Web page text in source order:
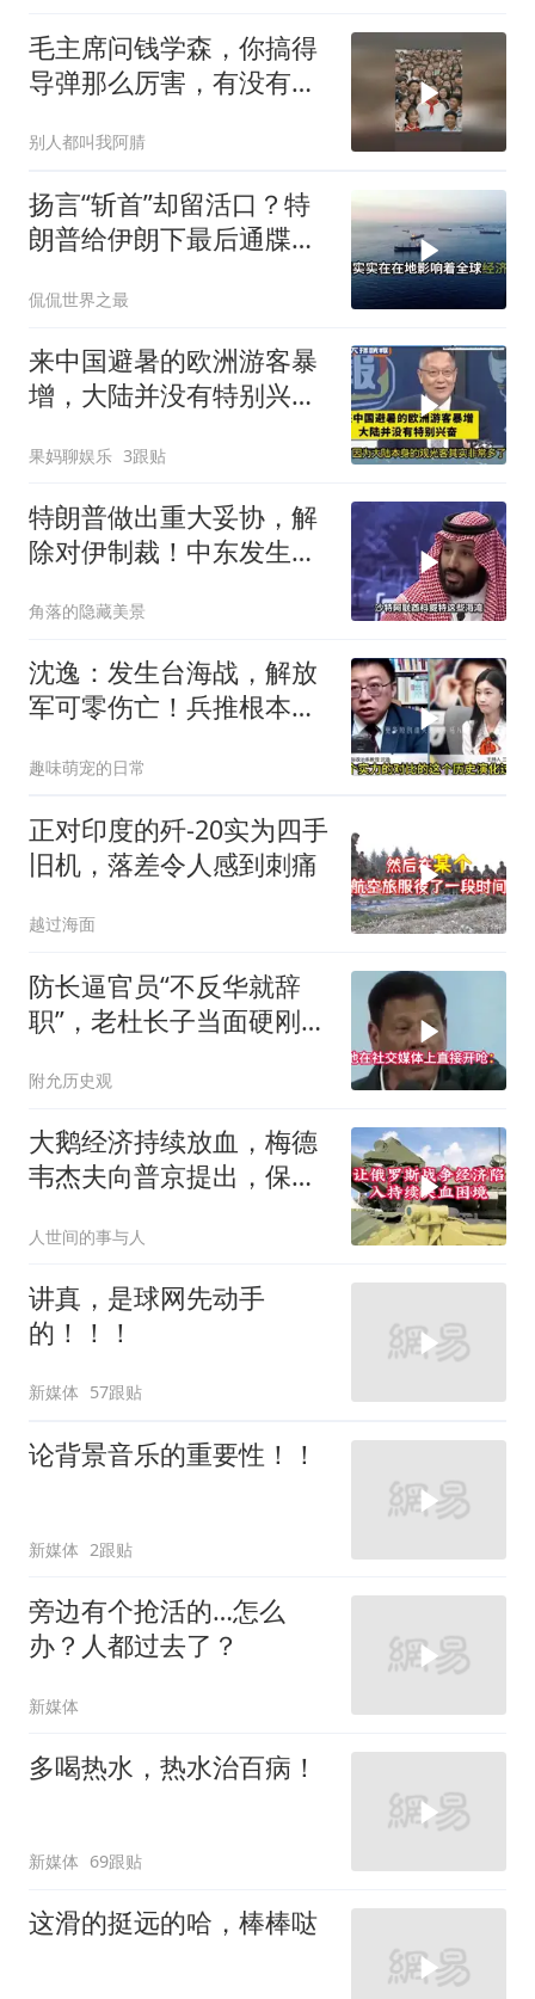
毛主席问钱学森，你搞得
导弹那么厉害，有没有办
别人都叫我阿腈
扬言“斩首”却留活口？特
朗普给伊朗下最后通牒，
侃侃世界之最
来中国避暑的欧洲游客暴
增，大陆并没有特别兴
果妈聊娱乐 3跟贴
特朗普做出重大妥协，解
除对伊制裁！中东发生怎
角落的隐藏美景
沈逸：发生台海战，解放
军可零伤亡！兵推根本没
趣味萌宠的日常
正对印度的歼-20实为四手
旧机，落差令人感到刺痛
越过海面
防长逼官员“不反华就辞
职”，老杜长子当面硬刚：
附允历史观
大鹅经济持续放血，梅德
韦杰夫向普京提出，保住
人世间的事与人
讲真，是球网先动手
的！！！
新媒体 57跟贴
论背景音乐的重要性！！
新媒体 2跟贴
旁边有个抢活的…怎么
办？人都过去了？
新媒体
多喝热水，热水治百病！
新媒体 69跟贴
这滑的挺远的哈，棒棒哒